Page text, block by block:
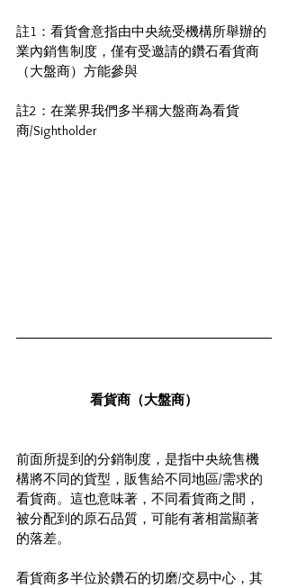
註1：看貨會意指由中央統受機構所舉辦的
業內銷售制度，僅有受邀請的鑽石看貨商
（大盤商）方能參與
註2：在業界我們多半稱大盤商為看貨
商/Sightholder
看貨商（大盤商）
前面所提到的分銷制度，是指中央統售機
構將不同的貨型，販售給不同地區/需求的
看貨商。這也意味著，不同看貨商之間，
被分配到的原石品質，可能有著相當顯著
的落差。
看貨商多半位於鑽石的切磨/交易中心，其